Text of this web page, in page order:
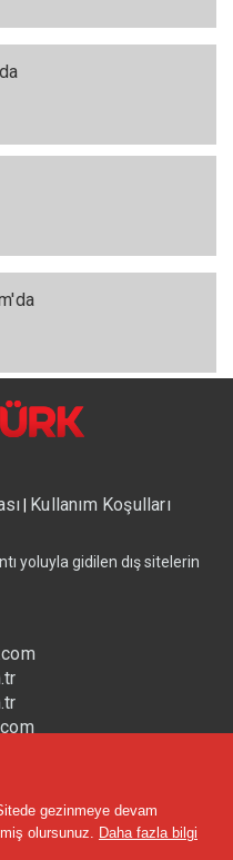
| Kullanım Koşulları
yoluyla gidilen dış sitelerin
gezinmeye devam
olursunuz. Daha fazla bilgi